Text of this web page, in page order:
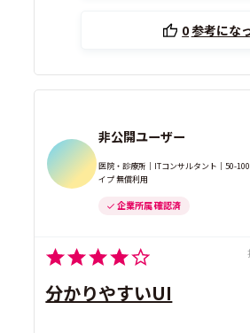
0参考にな
非公開ユーザー
医院・診療所｜ITコンサルタント｜50-
イプ 無償利用
企業所属 確認済
分かりやすいUI